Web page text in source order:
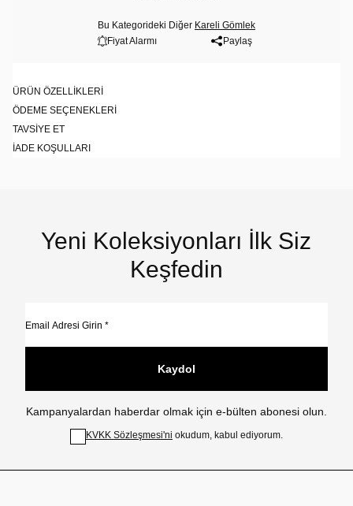
Bu Kategorideki Diğer Kareli Gömlek
Fiyat Alarmı
Paylaş
ÜRÜN ÖZELLIKLERI
ÖDEME SEÇENEKLERI
TAVSIYE ET
İADE KOŞULLARI
Yeni Koleksiyonları İlk Siz
Keşfedin
Kaydol
Kampanyalardan haberdar olmak için e-bülten abonesi olun.
KVKK Sözleşmesi'ni okudum, kabul ediyorum.